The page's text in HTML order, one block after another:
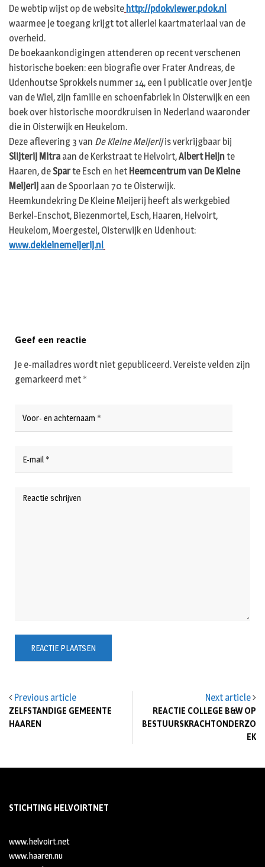
De webtip wijst op de website http://pdokviewer.pdok.nl
waarmee je toegang krijgt tot allerlei kaartmateriaal van de
overheid.
De boekaankondigingen attenderen op recent verschenen
historische boeken: een biografie over Frater Andreas, de
Udenhoutse Sprokkels nummer 14, een l publicatie over Jentje
van de Wiel, zijn familie en schoenfabriek in Oisterwijk en een
boek over historische moordkruisen in Nederland waaronder
die in Oisterwijk en Heukelom.
Deze aflevering 3 van De Kleine Meijerijis verkrijgbaar bij
Slijterij Mitraaan de Kerkstraat te Helvoirt,Albert Heijnte
Haaren, de Sparte Esch en het Heemcentrum van De Kleine
Meijerij aan de Spoorlaan 70 te Oisterwijk.
Heemkundekring De Kleine Meijerij heeft als werkgebied
Berkel-Enschot, Biezenmortel, Esch, Haaren, Helvoirt,
Heukelom, Moergestel, Oisterwijk en Udenhout:
www.dekleinemeijerij.nl
Previous article
ZELFSTANDIGE GEMEENTE
HAAREN
Next article
REACTIE COLLEGE B&W OP
BESTUURSKRACHTONDERZO
EK
Geef een reactie
Je e-mailadres wordt niet gepubliceerd.Vereiste velden zijn
gemarkeerd met *
STICHTING HELVOIRTNET
www.helvoirt.net
www.haaren.nu